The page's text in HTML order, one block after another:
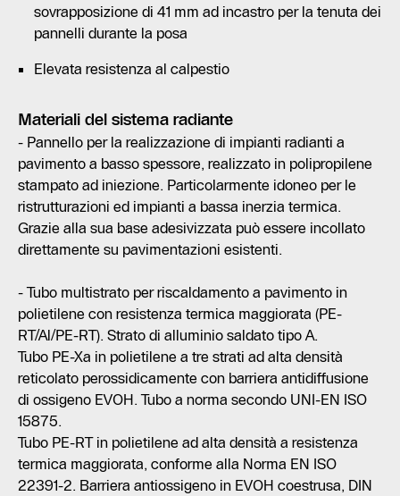
sovrapposizione di 41 mm ad incastro per la tenuta dei
pannelli durante la posa
Elevata resistenza al calpestio
Materiali del sistema radiante
- Pannello per la realizzazione di impianti radianti a
pavimento a basso spessore, realizzato in polipropilene
stampato ad iniezione. Particolarmente idoneo per le
ristrutturazioni ed impianti a bassa inerzia termica.
Grazie alla sua base adesivizzata può essere incollato
direttamente su pavimentazioni esistenti.
- Tubo multistrato per riscaldamento a pavimento in
polietilene con resistenza termica maggiorata (PE-
RT/Al/PE-RT). Strato di alluminio saldato tipo A.
Tubo PE-Xa in polietilene a tre strati ad alta densità
reticolato perossidicamente con barriera antidiffusione
di ossigeno EVOH. Tubo a norma secondo UNI-EN ISO
15875.
Tubo PE-RT in polietilene ad alta densità a resistenza
termica maggiorata, conforme alla Norma EN ISO
22391-2. Barriera antiossigeno in EVOH coestrusa, DIN